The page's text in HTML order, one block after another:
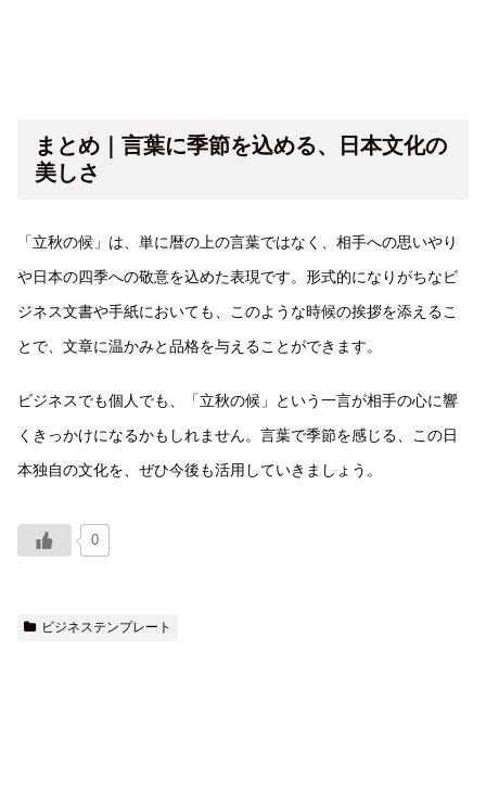
まとめ｜言葉に季節を込める、日本文化の
美しさ
「立秋の候」は、単に暦の上の言葉ではなく、相手への思いやり
や日本の四季への敬意を込めた表現です。形式的になりがちなビ
ジネス文書や手紙においても、このような時候の挨拶を添えるこ
とで、文章に温かみと品格を与えることができます。
ビジネスでも個人でも、「立秋の候」という一言が相手の心に響
くきっかけになるかもしれません。言葉で季節を感じる、この日
本独自の文化を、ぜひ今後も活用していきましょう。
0
ビジネステンプレート